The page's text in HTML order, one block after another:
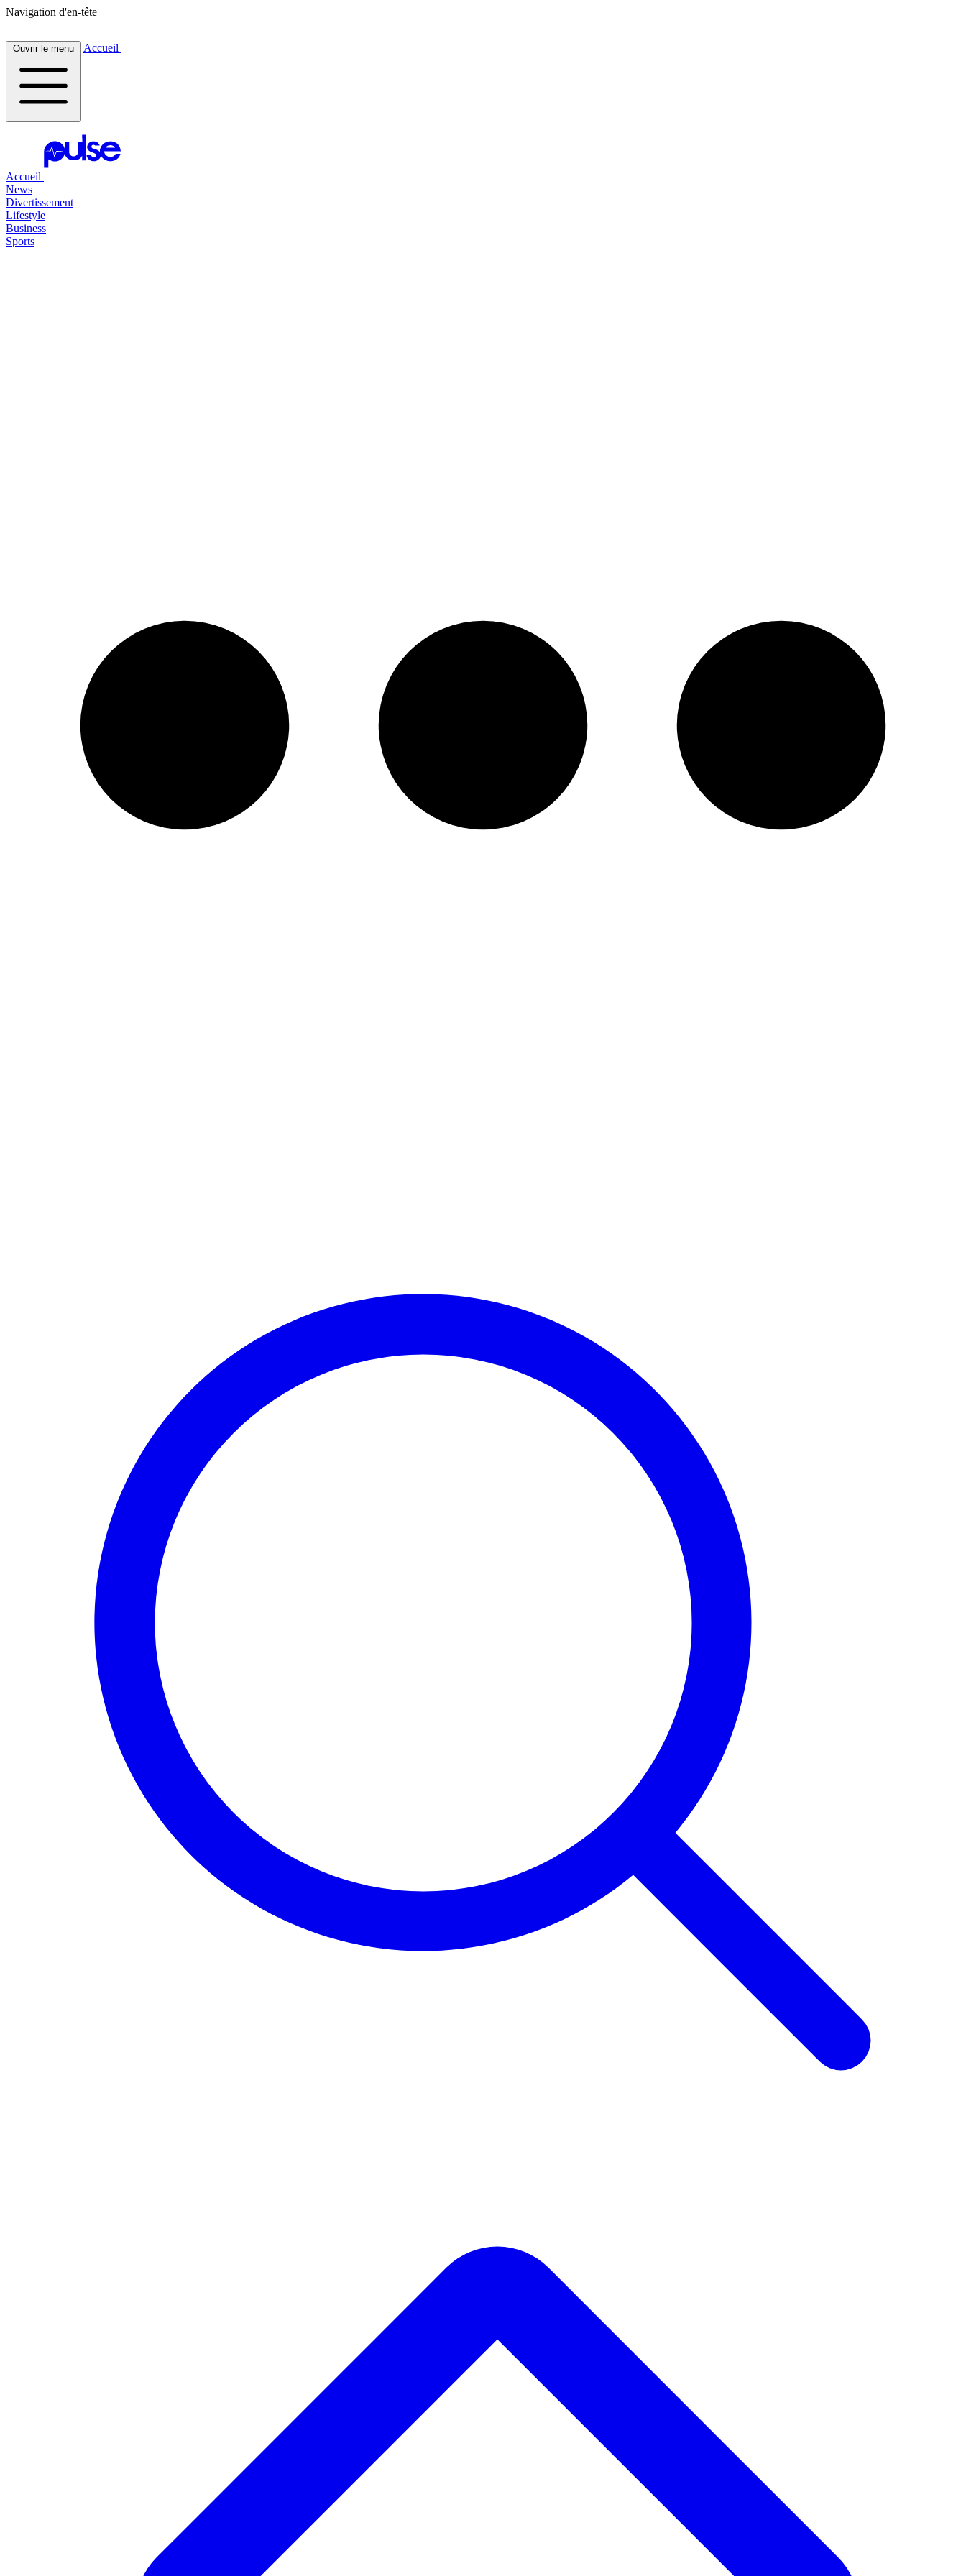
Navigation d'en-tête
Ouvrir le menu Accueil
Accueil
News
Divertissement
Lifestyle
Business
Sports